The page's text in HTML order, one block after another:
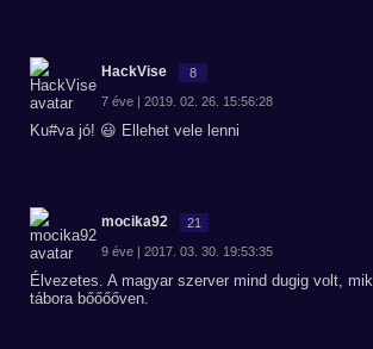
HackVise 8
7 éve | 2019. 02. 26. 15:56:28
Ku#va jó! 😃 Ellehet vele lenni
mocika92 21
9 éve | 2017. 03. 30. 19:53:35
Élvezetes. A magyar szerver mind dugig volt,
tábora bőőőőven.